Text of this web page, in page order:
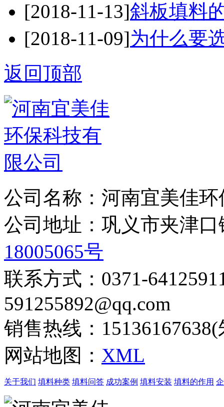
[2018-11-13]斜板填料
[2018-11-09]为什么要
返回顶部
公司名称：河南宜美佳
公司地址：巩义市夹
18005065号
联系方式：0371-
591255892@qq.com
销售热线：
网站地图： XML
关于我们 填料种类 填料问答 成功案例 填料安装 填料的作用